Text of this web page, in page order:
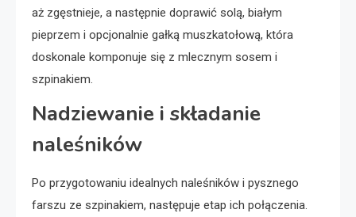
aż zgęstnieje, a następnie doprawić solą, białym
pieprzem i opcjonalnie gałką muszkatołową, która
doskonale komponuje się z mlecznym sosem i
szpinakiem.
Nadziewanie i składanie
naleśników
Po przygotowaniu idealnych naleśników i pysznego
farszu ze szpinakiem, następuje etap ich połączenia.